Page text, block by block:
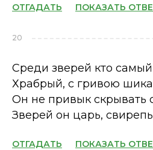
ОТГАДАТЬ ПОКАЗАТЬ
20
Среди зверей кто
Храбрый, с гривою
Он не привык скрывать
Зверей он царь,
ОТГАДАТЬ ПОКАЗАТЬ